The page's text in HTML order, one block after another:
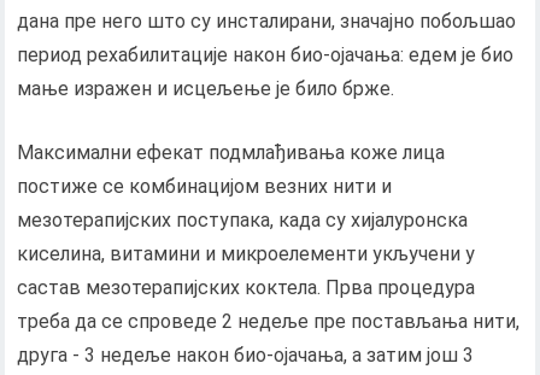
дана пре него што су инсталирани, значајно побољшао
период рехабилитације након био-ојачања: едем је био
мање изражен и исцељење је било брже.
Максимални ефекат подмлађивања коже лица
постиже се комбинацијом везних нити и
мезотерапијских поступака, када су хијалуронска
киселина, витамини и микроелементи укључени у
састав мезотерапијских коктела. Прва процедура
треба да се спроведе 2 недеље пре постављања нити,
друга - 3 недеље након био-ојачања, а затим још 3